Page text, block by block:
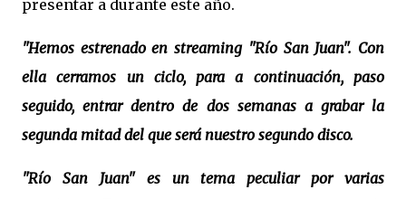
presentar a durante este año.
"Hemos estrenado en streaming "Río San Juan". Con
ella cerramos un ciclo, para a continuación, paso
seguido, entrar dentro de dos semanas a grabar la
segunda mitad del que será nuestro segundo disco.
"Río San Juan" es un tema peculiar por varias